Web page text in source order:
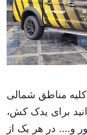
کلیه مناطق شمالی
برای یدک کش،
و…. در هر یک از